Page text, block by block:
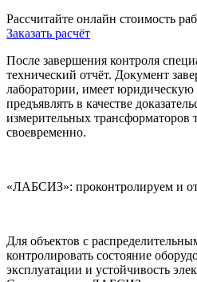
Рассчитайте онлайн стоимость
Заказать расчёт
После завершения контроля
технический отчёт. Документ
лаборатории, имеет
предъявлять в качестве
измерительных трансформаторов
своевременно.
«ЛАБСИЗ»: проконтролируем и
Для объектов с
контролировать состояние
эксплуатации и устойчивость